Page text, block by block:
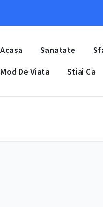
Acasa Sanatate
Mod De Viata Stiai Ca